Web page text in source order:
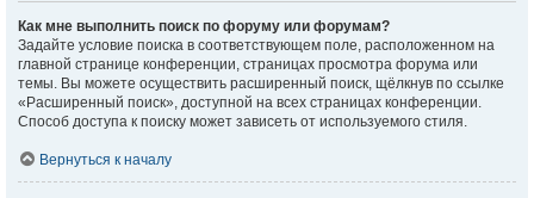
Как мне выполнить поиск по форуму или форумам?
Задайте условие поиска в соответствующем поле, расположенном на
главной странице конференции, страницах просмотра форума или
темы. Вы можете осуществить расширенный поиск, щёлкнув по ссылке
«Расширенный поиск», доступной на всех страницах конференции.
Способ доступа к поиску может зависеть от используемого стиля.
Вернуться к началу